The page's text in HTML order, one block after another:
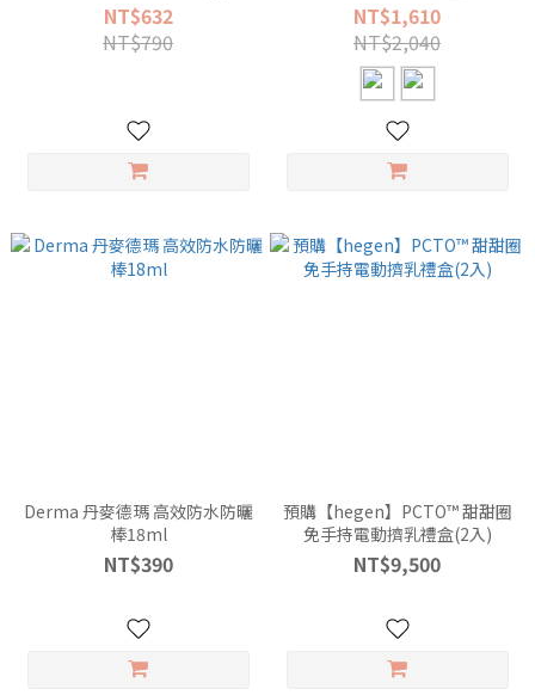
NT$632
NT$790
NT$1,610
NT$2,040
Derma 丹麥德瑪 高效防水防曬
棒18ml
NT$390
預購【hegen】PCTO™ 甜甜圈
免手持電動擠乳禮盒(2入)
NT$9,500